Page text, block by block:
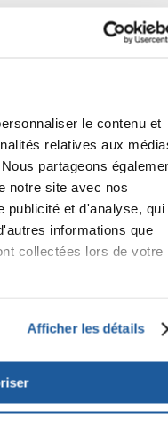
le contenu et
relatives aux
partageons
notre site avec nos
publicité et d'analyse, qui
informations que
collectées lors de votre
Afficher les détails
94 15827 Blankenfelde-
DE317667035
plus l'expédition